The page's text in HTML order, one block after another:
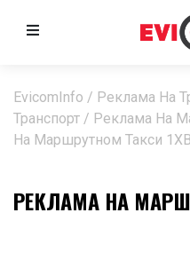
EvicomInfo / Реклама На
Транспорт / Реклама На
На Маршрутном Такси
РЕКЛАМА НА